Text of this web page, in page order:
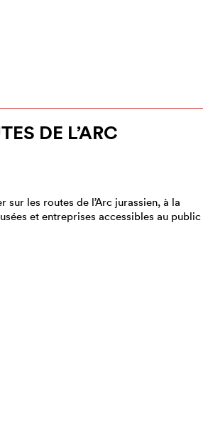
DE L’ARC
sur les routes de l’Arc jurassien, à la
et entreprises accessibles au public